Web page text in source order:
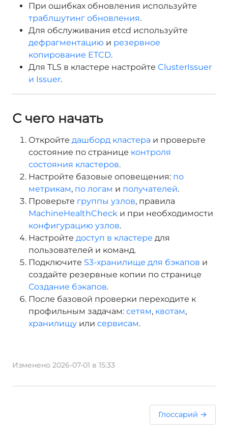
При ошибках обновления используйте
траблшутинг обновления.
Для обслуживания etcd используйте
дефрагментацию и резервное
копирование ETCD.
Для TLS в кластере настройте ClusterIssuer
и Issuer.
С чего начать
Откройте дашборд кластера и проверьте
состояние по странице контроля
состояния кластеров.
Настройте базовые оповещения: по
метрикам, по логам и получателей.
Проверьте группы узлов, правила
MachineHealthCheck и при необходимости
конфигурацию узлов.
Настройте доступ в кластере для
пользователей и команд.
Подключите S3-хранилище для бэкапов и
создайте резервные копии по странице
Создание бэкапов.
После базовой проверки переходите к
профильным задачам: сетям, квотам,
хранилищу или сервисам.
Изменено 2026-07-01 в 15:33
Глоссарий →